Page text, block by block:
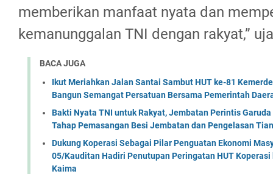
memberikan manfaat nyata dan
kemanunggalan TNI dengan rakyat,”
BACA JUGA
Ikut Meriahkan Jalan Santai Sambut HUT ke-81
Bangun Semangat Persatuan Bersama Pemerintah
Bakti Nyata TNI untuk Rakyat, Jembatan Perintis
Tahap Pemasangan Besi Jembatan dan Pengelasan
Dukung Koperasi Sebagai Pilar Penguatan Ekonomi
05/Kauditan Hadiri Penutupan Peringatan HUT Koperasi
Kaima